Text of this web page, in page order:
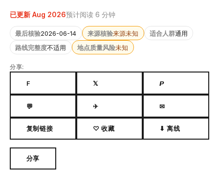
已更新 Aug 2026预计阅读 6 分钟
最后核验2026-06-14 来源核验来源未知 适合人群通用
路线完整度不适用 地点质量风险未知
分享:
F 𝕏 𝙋
💬 ✈ ✉
复制链接 ♡ 收藏 ⬇ 离线
分享